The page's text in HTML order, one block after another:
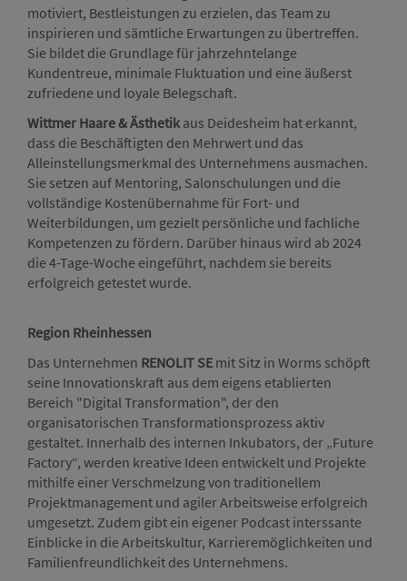
motiviert, Bestleistungen zu erzielen, das Team zu
inspirieren und sämtliche Erwartungen zu übertreffen.
Sie bildet die Grundlage für jahrzehntelange
Kundentreue, minimale Fluktuation und eine äußerst
zufriedene und loyale Belegschaft.
Wittmer Haare & Ästhetik aus Deidesheim hat erkannt,
dass die Beschäftigten den Mehrwert und das
Alleinstellungsmerkmal des Unternehmens ausmachen.
Sie setzen auf Mentoring, Salonschulungen und die
vollständige Kostenübernahme für Fort- und
Weiterbildungen, um gezielt persönliche und fachliche
Kompetenzen zu fördern. Darüber hinaus wird ab 2024
die 4-Tage-Woche eingeführt, nachdem sie bereits
erfolgreich getestet wurde.
Region Rheinhessen
Das Unternehmen RENOLIT SE mit Sitz in Worms schöpft
seine Innovationskraft aus dem eigens etablierten
Bereich "Digital Transformation", der den
organisatorischen Transformationsprozess aktiv
gestaltet. Innerhalb des internen Inkubators, der „Future
Factory“, werden kreative Ideen entwickelt und Projekte
mithilfe einer Verschmelzung von traditionellem
Projektmanagement und agiler Arbeitsweise erfolgreich
umgesetzt. Zudem gibt ein eigener Podcast interssante
Einblicke in die Arbeitskultur, Karrieremöglichkeiten und
Familienfreundlichkeit des Unternehmens.